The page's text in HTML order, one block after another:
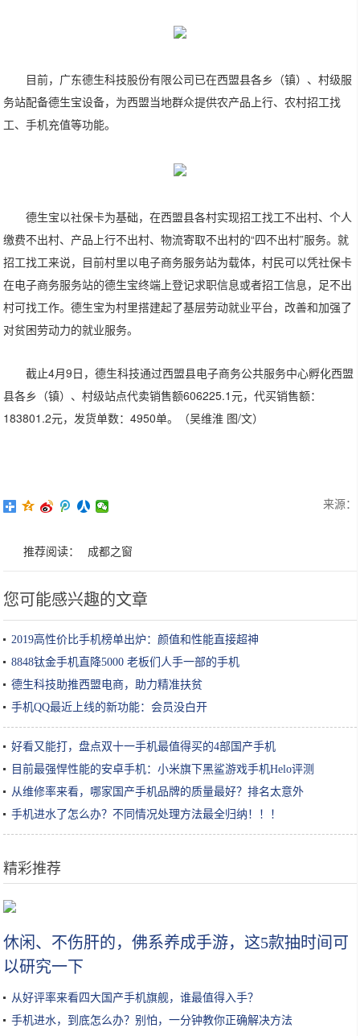
目前，广东德生科技股份有限公司已在西盟县各乡（镇）、村级服
务站配备德生宝设备，为西盟当地群众提供农产品上行、农村招工找
工、手机充值等功能。
德生宝以社保卡为基础，在西盟县各村实现招工找工不出村、个人
缴费不出村、产品上行不出村、物流寄取不出村的“四不出村”服务。就
招工找工来说，目前村里以电子商务服务站为载体，村民可以凭社保卡
在电子商务服务站的德生宝终端上登记求职信息或者招工信息，足不出
村可找工作。德生宝为村里搭建起了基层劳动就业平台，改善和加强了
对贫困劳动力的就业服务。
截止4月9日，德生科技通过西盟县电子商务公共服务中心孵化西盟
县各乡（镇）、村级站点代卖销售额606225.1元，代买销售额：
183801.2元，发货单数：4950单。（吴维淮 图/文）
来源：
推荐阅读： 成都之窗
您可能感兴趣的文章
2019高性价比手机榜单出炉：颜值和性能直接超神
8848钛金手机直降5000 老板们人手一部的手机
德生科技助推西盟电商，助力精准扶贫
手机QQ最近上线的新功能：会员没白开
好看又能打，盘点双十一手机最值得买的4部国产手机
目前最强悍性能的安卓手机：小米旗下黑鲨游戏手机Helo评测
从维修率来看，哪家国产手机品牌的质量最好？排名太意外
手机进水了怎么办？不同情况处理方法最全归纳！！！
精彩推荐
休闲、不伤肝的，佛系养成手游，这5款抽时间可
以研究一下
从好评率来看四大国产手机旗舰，谁最值得入手？
手机进水，到底怎么办？别怕，一分钟教你正确解决方法